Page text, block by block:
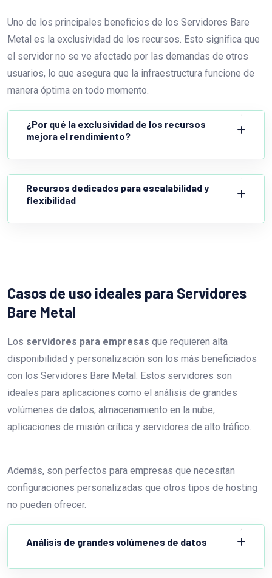
Uno de los principales beneficios de los Servidores Bare
Metal es la exclusividad de los recursos. Esto significa que
el servidor no se ve afectado por las demandas de otros
usuarios, lo que asegura que la infraestructura funcione de
manera óptima en todo momento.
¿Por qué la exclusividad de los recursos
mejora el rendimiento?
Recursos dedicados para escalabilidad y
flexibilidad
Casos de uso ideales para Servidores
Bare Metal
Los servidores para empresas que requieren alta
disponibilidad y personalización son los más beneficiados
con los Servidores Bare Metal. Estos servidores son
ideales para aplicaciones como el análisis de grandes
volúmenes de datos, almacenamiento en la nube,
aplicaciones de misión crítica y servidores de alto tráfico.
Además, son perfectos para empresas que necesitan
configuraciones personalizadas que otros tipos de hosting
no pueden ofrecer.
Análisis de grandes volúmenes de datos